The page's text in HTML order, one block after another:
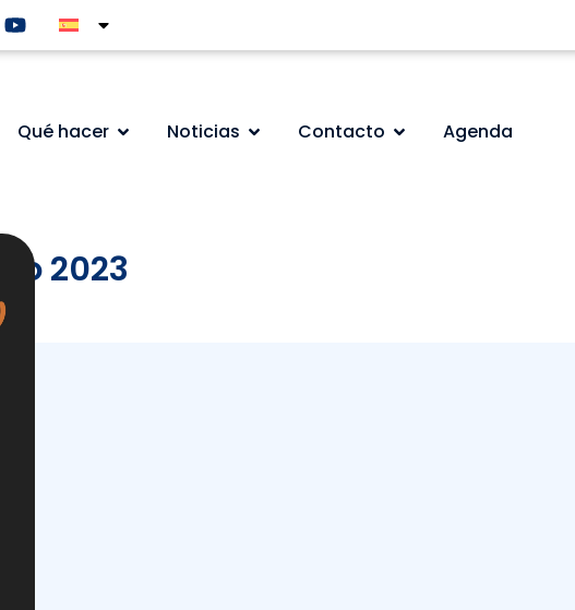
Qué hacer Noticias Contacto Agenda
2023